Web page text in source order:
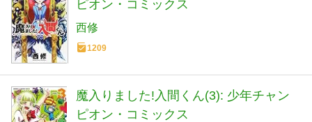
ピオン・コミックス
西修
1209
魔入りました!入間くん(3): 少年チャン
ピオン・コミックス